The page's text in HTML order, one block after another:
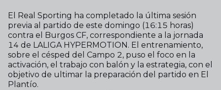
El Real Sporting ha completado la última sesión
previa al partido de este domingo (16:15 horas)
contra el Burgos CF, correspondiente a la jornada
14 de LALIGA HYPERMOTION. El entrenamiento,
sobre el césped del Campo 2, puso el foco en la
activación, el trabajo con balón y la estrategia, con el
objetivo de ultimar la preparación del partido en El
Plantío.